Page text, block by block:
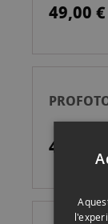
49,00 €
49,00 €